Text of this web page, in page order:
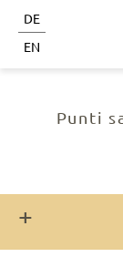
DE
EN
Punti